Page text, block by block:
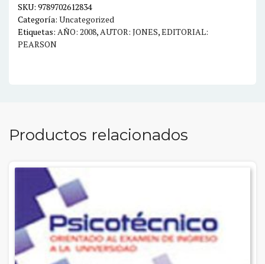
SKU: 9789702612834
Categoría: Uncategorized
Etiquetas: AÑO: 2008, AUTOR: JONES,EDITORIAL:
PEARSON
Productos relacionados